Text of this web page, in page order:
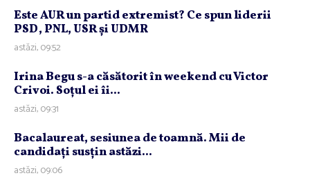
Este AUR un partid extremist? Ce spun liderii
PSD, PNL, USR şi UDMR
astăzi, 09:52
Irina Begu s-a căsătorit în weekend cu Victor
Crivoi. Soţul ei îi...
astăzi, 09:31
Bacalaureat, sesiunea de toamnă. Mii de
candidaţi susţin astăzi...
astăzi, 09:06